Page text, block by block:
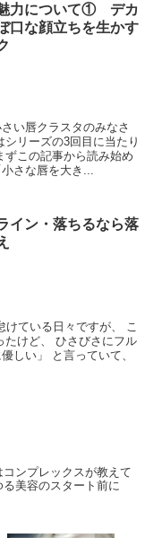
力について① デカ
口な顔立ちを生かす
い唇クラスタのみなさ
リーズの3回目に当たり
ずこの記事から読み始め
さな唇を大き...
イン・落ちるなら落
けている日々ですが、 こ
たけど、 ひさびさにフル
しい」 と言っていて、
ンプレックスが教えて
る美容のスタート前に